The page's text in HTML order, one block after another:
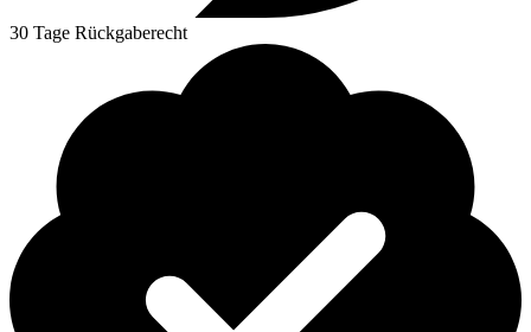
30 Tage Rückgaberecht